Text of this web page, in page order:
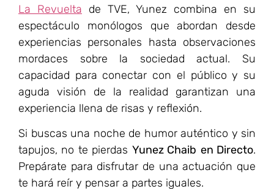
La Revuelta de TVE, Yunez combina en su
espectáculo monólogos que abordan desde
experiencias personales hasta observaciones
mordaces sobre la sociedad actual. Su
capacidad para conectar con el público y su
aguda visión de la realidad garantizan una
experiencia llena de risas y reflexión.​
Si buscas una noche de humor auténtico y sin
tapujos, no te pierdas Yunez Chaib en Directo.
Prepárate para disfrutar de una actuación que
te hará reír y pensar a partes iguales.​